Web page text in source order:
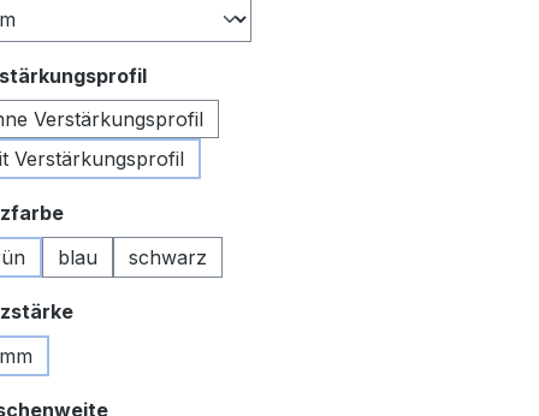
auswählen
Verstärkungsprofil
Verstärkungsprofil
auswählen
blau schwarz
auswählen
auswählen